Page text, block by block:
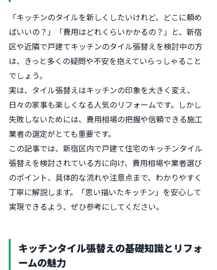
「キッチンのタイルを新しくしたいけれど、どこに頼め
ばいいの？」「費用はどれくらいかかるの？」と、新宿
区や近隣で戸建てキッチンのタイル張替えを検討中の方
は、きっと多くの疑問や不安を抱えていらっしゃること
でしょう。
実は、タイル張替えはキッチンの印象を大きく変え、
日々の家事も楽しくなる人気のリフォームです。しかし
失敗しないためには、費用相場の把握や信頼できる施工
業者の選定がとても重要です。
この記事では、新宿区内で戸建て住宅のキッチンタイル
張替えを検討されている方に向け、費用相場や業者選び
のポイント、具体的な流れや注意点まで、わかりやすく
丁寧に解説します。「思い描いたキッチン」を安心して
実現できるよう、ぜひ参考にしてください。
キッチンタイル張替えの基礎知識とリフォ
ームの魅力